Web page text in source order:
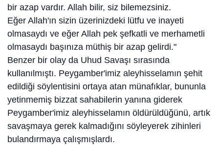
bir azap vardır. Allah bilir, siz bilemezsiniz.
Eğer Allah'ın sizin üzerinizdeki lütfu ve inayeti
olmasaydı ve eğer Allah pek şefkatli ve merhametli
olmasaydı başınıza müthiş bir azap gelirdi."
Benzer bir olay da Uhud Savaşı sırasında
kullanılmıştı. Peygamber'imiz aleyhisselamın şehit
edildiği söylentisini ortaya atan münafıklar, bununla
yetinmemiş bizzat sahabilerin yanına giderek
Peygamber'imiz aleyhisselamın öldürüldüğünü, artık
savaşmaya gerek kalmadığını söyleyerek zihinleri
bulandırmaya çalışmışlardı.